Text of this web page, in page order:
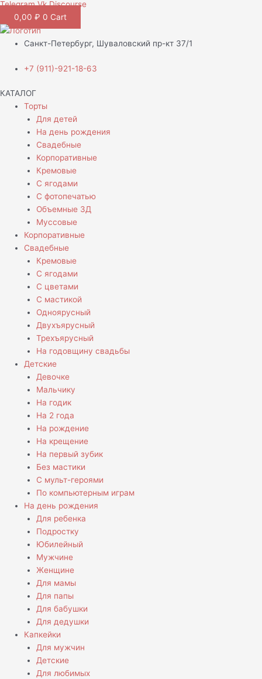
Telegram Vk Discourse
0,00 ₽ 0 Cart
Санкт-Петербург, Шуваловский пр-кт 37/1
+7 (911)-921-18-63
КАТАЛОГ
Торты
Для детей
На день рождения
Свадебные
Корпоративные
Кремовые
С ягодами
С фотопечатью
Объемные 3Д
Муссовые
Корпоративные
Свадебные
Кремовые
С ягодами
С цветами
С мастикой
Одноярусный
Двухъярусный
Трехъярусный
На годовщину свадьбы
Детские
Девочке
Мальчику
На годик
На 2 года
На рождение
На крещение
На первый зубик
Без мастики
С мульт-героями
По компьютерным играм
На день рождения
Для ребенка
Подростку
Юбилейный
Мужчине
Женщине
Для мамы
Для папы
Для бабушки
Для дедушки
Капкейки
Для мужчин
Детские
Для любимых